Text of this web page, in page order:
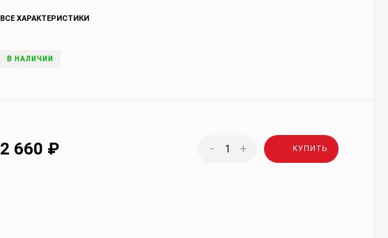
ВСЕ ХАРАКТЕРИСТИКИ
В НАЛИЧИИ
2 660 ₽ - + КУПИТЬ